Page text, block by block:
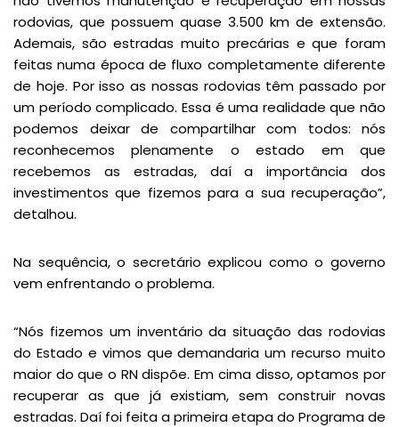
rodovias, que possuem quase 3.500 km de extensão.
Ademais, são estradas muito precárias e que foram
feitas numa época de fluxo completamente diferente
de hoje. Por isso as nossas rodovias têm passado por
um período complicado. Essa é uma realidade que não
podemos deixar de compartilhar com todos: nós
reconhecemos plenamente o estado em que
recebemos as estradas, daí a importância dos
investimentos que fizemos para a sua recuperação”,
detalhou.
Na sequência, o secretário explicou como o governo
vem enfrentando o problema.
“Nós fizemos um inventário da situação das rodovias
do Estado e vimos que demandaria um recurso muito
maior do que o RN dispõe. Em cima disso, optamos por
recuperar as que já existiam, sem construir novas
estradas. Daí foi feita a primeira etapa do Programa de